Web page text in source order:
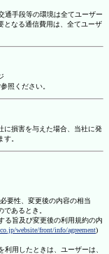
通手段等の環境は全てユーザー
となる通信費用は、全てユーザ
照ください。
に損害を与えた場合、当社に発
。
要性、変更後の内容の相当
あるとき。
る旨及び変更後の利用規約の内
website/front/info/agreement)
用したときは、ユーザーは、